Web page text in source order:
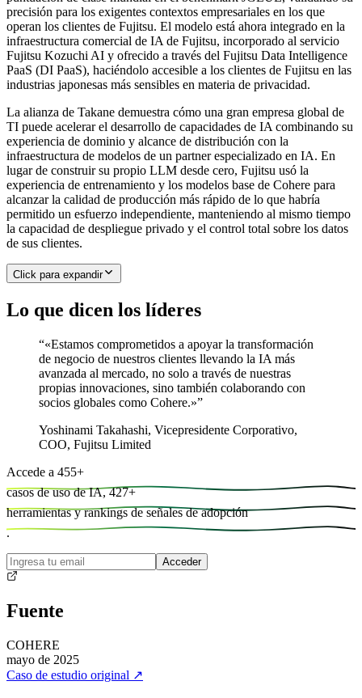
precisión para los exigentes contextos empresariales en los que
operan los clientes de Fujitsu. El modelo está ahora integrado en la
infraestructura comercial de IA de Fujitsu, incorporado al servicio
Fujitsu Kozuchi AI y ofrecido a través del Fujitsu Data Intelligence
PaaS (DI PaaS), haciéndolo accesible a los clientes de Fujitsu en las
industrias japonesas más sensibles en materia de privacidad.
La alianza de Takane demuestra cómo una gran empresa global de
TI puede acelerar el desarrollo de capacidades de IA combinando su
experiencia de dominio y alcance de distribución con la
infraestructura de modelos de un partner especializado en IA. En
lugar de construir su propio LLM desde cero, Fujitsu usó la
experiencia de entrenamiento y los modelos base de Cohere para
alcanzar la calidad de producción más rápido de lo que habría
permitido un esfuerzo independiente, manteniendo al mismo tiempo
la capacidad de despliegue privado y el control total sobre los datos
de sus clientes.
Click para expandir
Lo que dicen los líderes
“«Estamos comprometidos a apoyar la transformación
de negocio de nuestros clientes llevando la IA más
avanzada al mercado, no solo a través de nuestras
propias innovaciones, sino también colaborando con
socios globales como Cohere.»”
Yoshinami Takahashi, Vicepresidente Corporativo,
COO, Fujitsu Limited
Accede a 455+
casos de uso de IA, 427+
herramientas y rankings de señales de adopción
.
Acceder
Fuente
COHERE
mayo de 2025
Caso de estudio original ↗